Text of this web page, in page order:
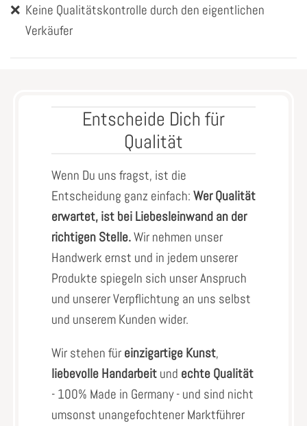
❌ Keine Qualitätskontrolle durch den eigentlichen
Verkäufer
Entscheide Dich für
Qualität
Wenn Du uns fragst, ist die
Entscheidung ganz einfach: Wer Qualität
erwartet, ist bei Liebesleinwand an der
richtigen Stelle.Wir nehmen unser
Handwerk ernst und in jedem unserer
Produkte spiegeln sich unser Anspruch
und unserer Verpflichtung an uns selbst
und unserem Kunden wider.
Wir stehen für einzigartige Kunst,
liebevolle Handarbeitund echte Qualität
- 100% Made in Germany - und sind nicht
umsonst unangefochtener Marktführer